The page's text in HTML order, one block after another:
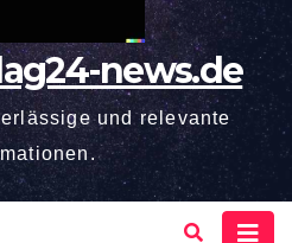
news.de
und relevante